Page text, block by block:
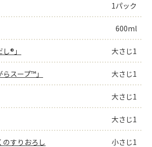
1パック
600ml
し®」 大さじ1
らスープ™」 大さじ1
大さじ1
大さじ1
のすりおろし 小さじ1